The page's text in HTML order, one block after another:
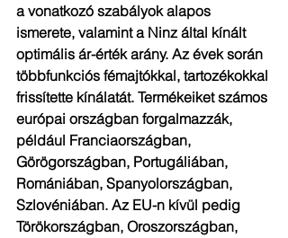
a vonatkozó szabályok alapos
ismerete, valamint a Ninz által kínált
optimális ár-érték arány. Az évek során
többfunkciós fémajtókkal, tartozékokkal
frissítette kínálatát. Termékeiket számos
európai országban forgalmazzák,
például Franciaországban,
Görögországban, Portugáliában,
Romániában, Spanyolországban,
Szlovéniában. Az EU-n kívül pedig
Törökországban, Oroszországban,